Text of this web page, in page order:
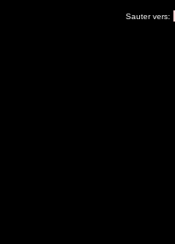
Sauter vers: